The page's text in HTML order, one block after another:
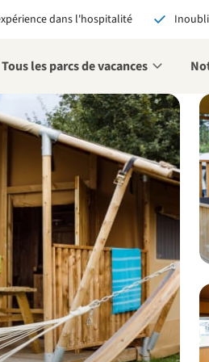
dans l'hospitalité
Tous les parcs de vacances